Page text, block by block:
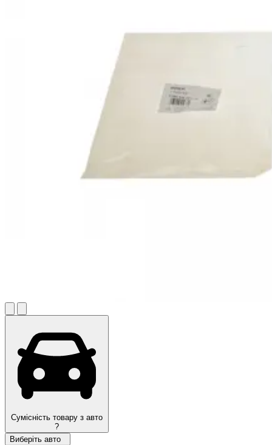
Сумісність товару з авто
?
Виберіть авто